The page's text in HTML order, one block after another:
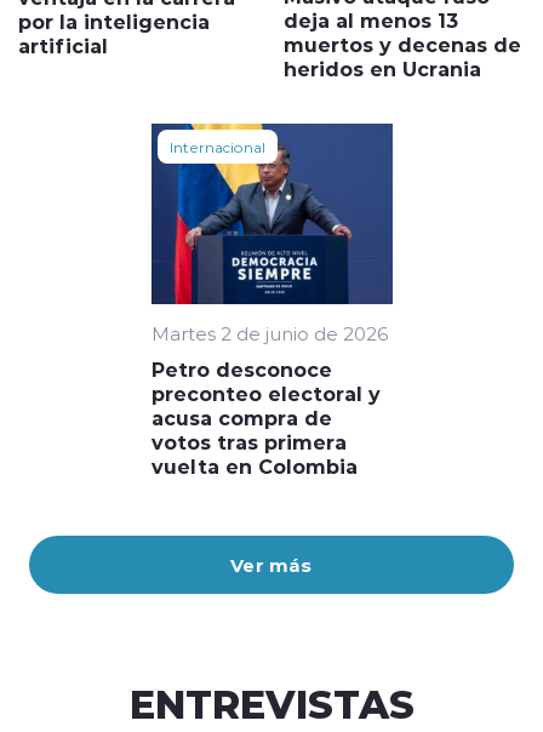
Ver más
por la inteligencia
artificial
deja al menos 13
muertos y decenas de
heridos en Ucrania
Internacional
Martes 2 de junio de 2026
Petro desconoce
preconteo electoral y
acusa compra de
votos tras primera
vuelta en Colombia
ENTREVISTAS